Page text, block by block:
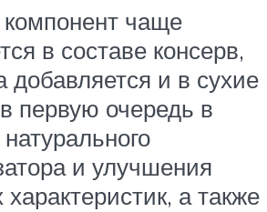
компонент чаще
в составе консерв,
добавляется и в сухие
первую очередь в
и улучшения
характеристик, а также